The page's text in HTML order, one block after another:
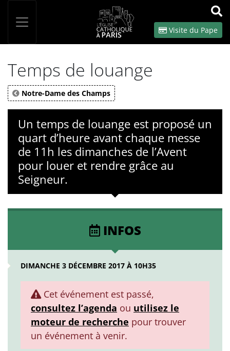
OK
Visite du Pape
Temps de louange
Notre-Dame des Champs
Un temps de louange est proposé un
quart d’heure avant chaque messe
de 11h les dimanches de l’Avent
pour louer et rendre grâce au
Seigneur.
INFOS
DIMANCHE 3 DÉCEMBRE 2017 À 10H35
Cet événement est passé,
consultez l’agenda ou utilisez le
moteur de recherche pour trouver
un événement à venir.
Panneau de gestion des cookies